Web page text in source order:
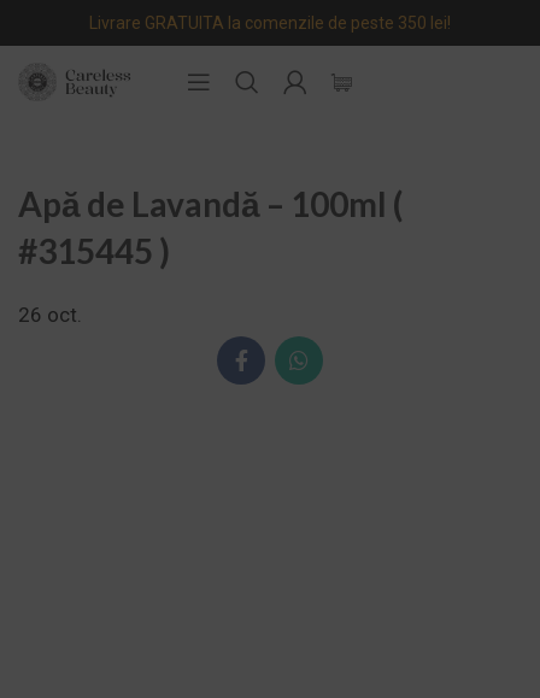
Livrare GRATUITA la comenzile de peste 350 lei!
Apă de Lavandă – 100ml (
#315445 )
26 oct.